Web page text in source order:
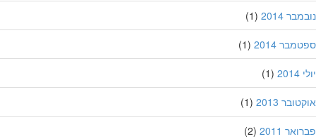
2014
(1)
2014
(1)
(1)
2013
(1)
2011
(2)